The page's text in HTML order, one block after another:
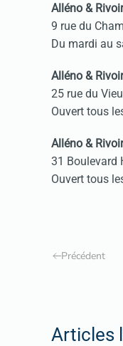
Alléno &
9 rue du
Du mardi au
Alléno &
25 rue du
Ouvert tous
Alléno &
31 Boulevard
Ouvert tous
Précédent
Articles